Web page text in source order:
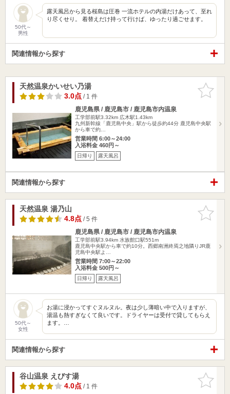
50代～
男性
露天風呂から見る桜島は圧巻 一流ホテルの内湯だけあって、至れ
り尽くせり。 着替えだけ持って行けば、ゆったり過ごせます。
関連情報から探す
お気に入
りに追加
天然温泉かいせい乃湯
3.0点/ 1 件
鹿児島県 / 鹿児島市 / 鹿児島市内温泉
工学部前駅3.32km 広木駅1.43km
九州新幹線「鹿児島中央」駅から徒歩約44分 鹿児島中央駅
から車で約…
営業時間 6:00～24:00
入浴料金 460円～
日帰り 露天風呂
関連情報から探す
お気に入
りに追加
天然温泉 湯乃山
4.8点/ 5 件
鹿児島県 / 鹿児島市 / 鹿児島市内温泉
工学部前駅3.94km 水族館口駅551m
鹿児島中央駅から車で約10分。西郷南洲終焉之地隣りJR鹿
児島中央駅よ…
営業時間 7:00～22:00
入浴料金 500円～
日帰り 露天風呂
50代～
女性
お湯に浸かってすぐヌルヌル。夜は少し薄暗い中で入りますが、
湯温も熱すぎなくて良いです。ドライヤーは受付で貸してもらえ
ます。…
関連情報から探す
お気に入
りに追加
谷山温泉 えびす湯
4.0点/ 1 件